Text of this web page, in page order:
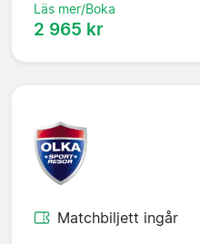
Läs mer/Boka
2 965 kr
Matchbiljett ingår